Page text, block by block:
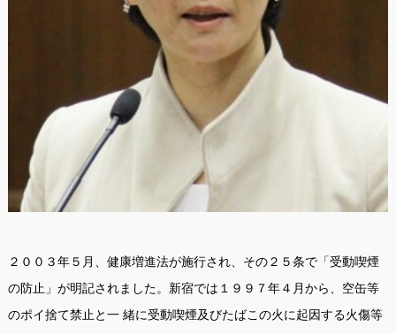
２００３年５月、健康増進法が施行され、その２５条で「受動喫煙
の防止」が明記されました。新宿では１９９７年４月から、空缶等
のポイ捨て禁止と一 緒に受動喫煙及びたばこの火に起因する火傷等